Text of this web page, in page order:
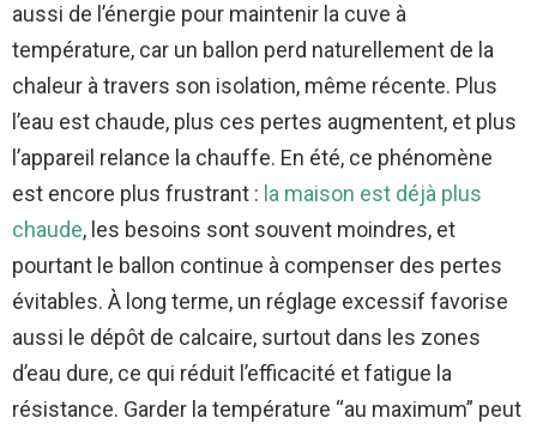
aussi de l’énergie pour maintenir la cuve à
température, car un ballon perd naturellement de la
chaleur à travers son isolation, même récente. Plus
l’eau est chaude, plus ces pertes augmentent, et plus
l’appareil relance la chauffe. En été, ce phénomène
est encore plus frustrant : la maison est déjà plus
chaude, les besoins sont souvent moindres, et
pourtant le ballon continue à compenser des pertes
évitables. À long terme, un réglage excessif favorise
aussi le dépôt de calcaire, surtout dans les zones
d’eau dure, ce qui réduit l’efficacité et fatigue la
résistance. Garder la température “au maximum” peut